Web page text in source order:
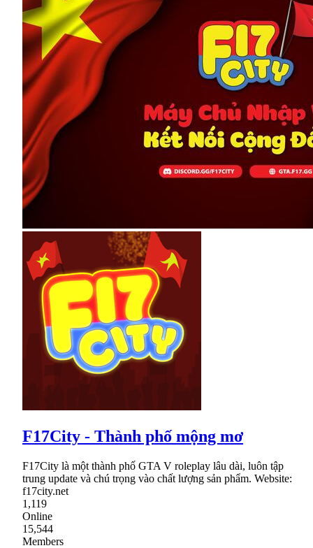
F17City - Thành phố mộng mơ
F17City là một thành phố GTA V roleplay lâu dài, luôn tập
trung update và chú trọng vào chất lượng sản phẩm. Website:
f17city.net
1,119
Online
15,544
Members